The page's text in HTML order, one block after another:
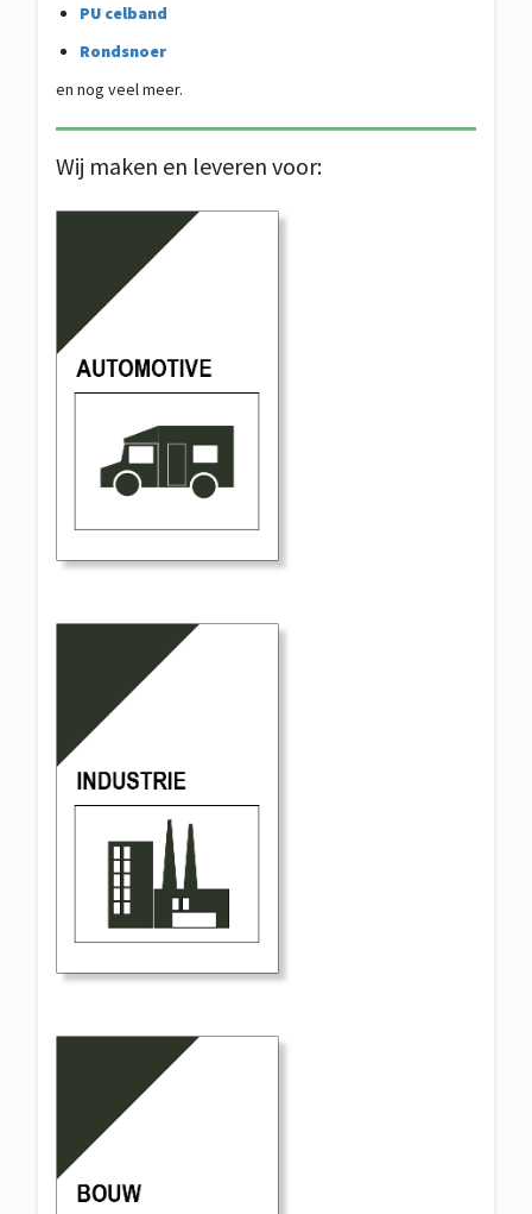
PU celband
Rondsnoer
en nog veel meer.
Wij maken en leveren voor: